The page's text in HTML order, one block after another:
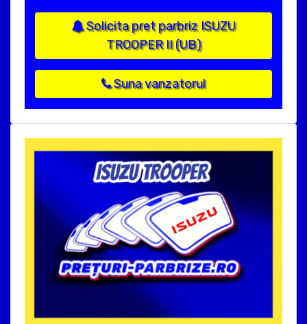
Solicita pret parbriz ISUZU
TROOPER II (UB)
Suna vanzatorul